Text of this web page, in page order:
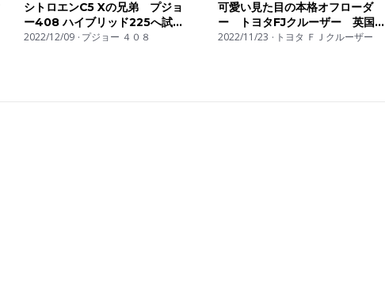
シトロエンC5 Xの兄弟 プジョ
ー408 ハイブリッド225へ試
乗 新型クロスオーバー 猫耳付
2022/12/09 プジョー ４０８
可愛い見た目の本格オフローダ
ー トヨタFJクルーザー 英国版
中古車ガイド エンジンは4.0L
2022/11/23 トヨタ ＦＪクルーザー